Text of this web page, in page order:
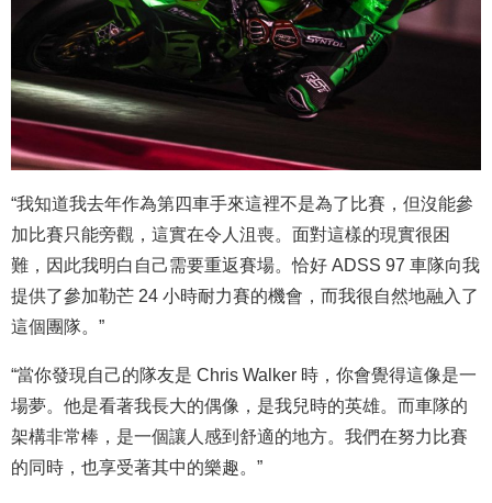
“我知道我去年作為第四車手來這裡不是為了比賽，但沒能參
加比賽只能旁觀，這實在令人沮喪。面對這樣的現實很困
難，因此我明白自己需要重返賽場。恰好 ADSS 97 車隊向我
提供了參加勒芒 24 小時耐力賽的機會，而我很自然地融入了
這個團隊。”
“當你發現自己的隊友是 Chris Walker 時，你會覺得這像是一
場夢。他是看著我長大的偶像，是我兒時的英雄。而車隊的
架構非常棒，是一個讓人感到舒適的地方。我們在努力比賽
的同時，也享受著其中的樂趣。”